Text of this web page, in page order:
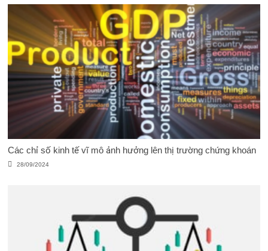
Các chỉ số kinh tế vĩ mô ảnh hưởng lên thị trường chứng khoán
28/09/2024